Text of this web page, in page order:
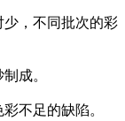
，不同批次的彩
成。
不足的缺陷。